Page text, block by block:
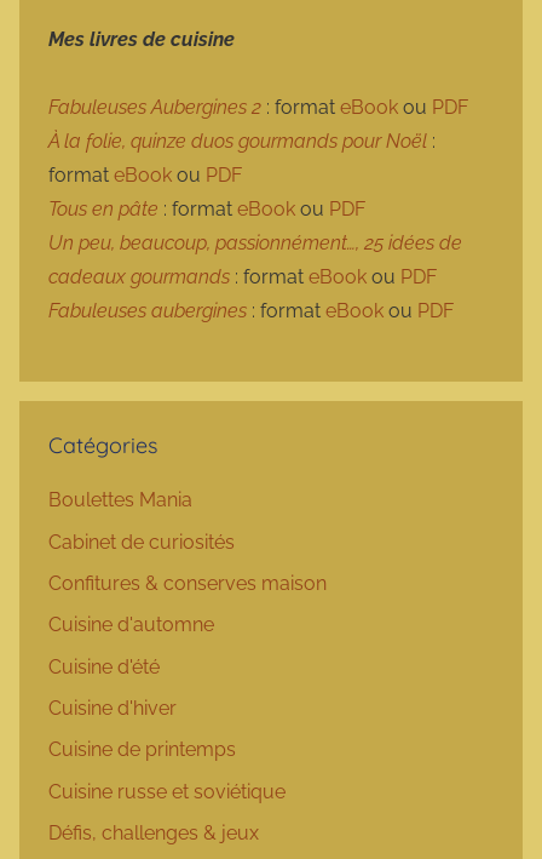
Mes livres de cuisine
Fabuleuses Aubergines 2 : format eBook ou PDF
À la folie, quinze duos gourmands pour Noël :
format eBook ou PDF
Tous en pâte : format eBook ou PDF
Un peu, beaucoup, passionnément…, 25 idées de
cadeaux gourmands : format eBook ou PDF
Fabuleuses aubergines : format eBook ou PDF
Catégories
Boulettes Mania
Cabinet de curiosités
Confitures & conserves maison
Cuisine d'automne
Cuisine d'été
Cuisine d'hiver
Cuisine de printemps
Cuisine russe et soviétique
Défis, challenges & jeux